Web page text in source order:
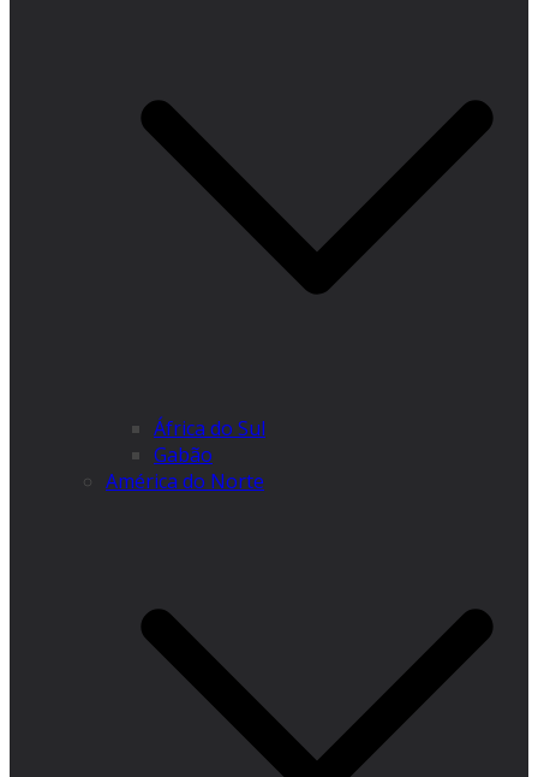
África do Sul
Gabão
América do Norte